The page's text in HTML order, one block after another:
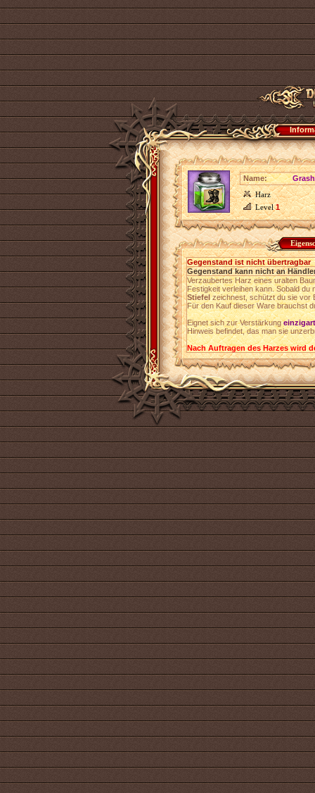
Name:
Harz
Level1
Gegenstand ist nicht übertragbar
Gegenstand kann nicht an
Verzaubertes Harz eines uralten
Festigkeit verleihen kann. Sobald
Stiefelzeichnest, schützt du sie vor
Für den Kauf dieser Ware brauchst
Eignet sich zur Verstärkung
Hinweis befindet, das man sie
Nach Auftragen des Harzes wird